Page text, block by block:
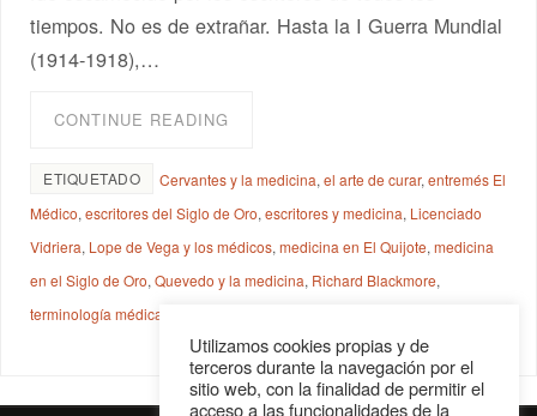
tiempos. No es de extrañar. Hasta la I Guerra Mundial
(1914-1918),…
CONTINUE READING
ETIQUETADO Cervantes y la medicina,el arte de curar,entremés El
Médico,escritores del Siglo de Oro,escritores y medicina, Licenciado
Vidriera, Lope de Vega y los médicos,medicina en El Quijote,medicina
en el Siglo de Oro,Quevedo y la medicina, Richard Blackmore,
terminología médica en El Quijote
Utilizamos cookies propias y de
terceros durante la navegación por el
sitio web, con la finalidad de permitir el
acceso a las funcionalidades de la